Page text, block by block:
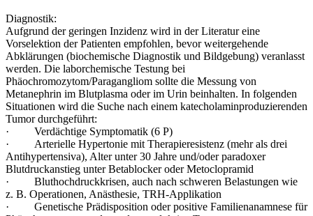
Diagnostik:
Aufgrund der geringen Inzidenz wird in der Literatur eine
Vorselektion der Patienten empfohlen, bevor weitergehende
Abklärungen (biochemische Diagnostik und Bildgebung) veranlasst
werden. Die laborchemische Testung bei
Phäochromozytom/Paragangliom sollte die Messung von
Metanephrin im Blutplasma oder im Urin beinhalten. In folgenden
Situationen wird die Suche nach einem katecholaminproduzierenden
Tumor durchgeführt:
· Verdächtige Symptomatik (6 P)
· Arterielle Hypertonie mit Therapieresistenz (mehr als drei
Antihypertensiva), Alter unter 30 Jahre und/oder paradoxer
Blutdruckanstieg unter Betablocker oder Metoclopramid
· Bluthochdruckkrisen, auch nach schweren Belastungen wie
z. B. Operationen, Anästhesie, TRH-Applikation
· Genetische Prädisposition oder positive Familienanamnese für